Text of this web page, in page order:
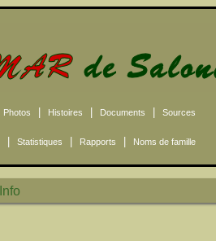
Photos Histoires Documents Sources
Statistiques Rapports Noms de famille
Info